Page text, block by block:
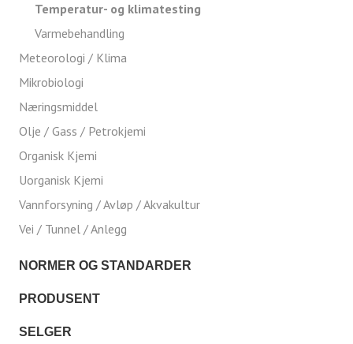
Temperatur- og klimatesting
Varmebehandling
Meteorologi / Klima
Mikrobiologi
Næringsmiddel
Olje / Gass / Petrokjemi
Organisk Kjemi
Uorganisk Kjemi
Vannforsyning / Avløp / Akvakultur
Vei / Tunnel / Anlegg
NORMER OG STANDARDER
PRODUSENT
SELGER